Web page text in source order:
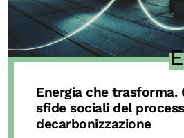
Energia che trasforma.
sfide sociali del
decarbonizzazione